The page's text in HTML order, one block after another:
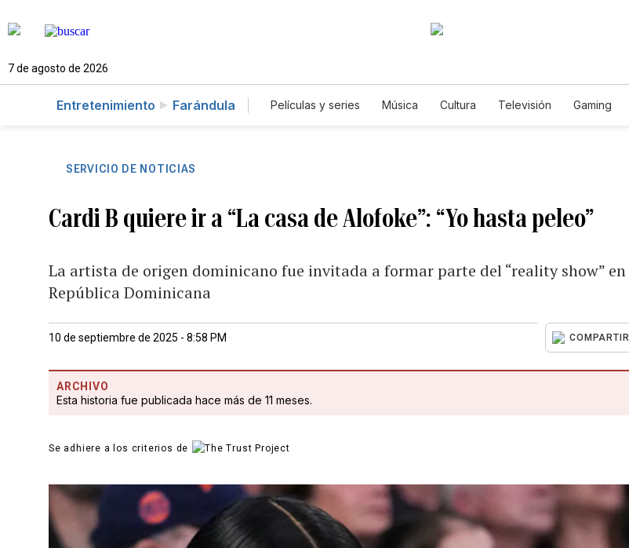
7 de agosto de 2026
Entretenimiento Farándula Películas y series Música Cultura Televisión Gaming
SERVICIO DE NOTICIAS
Cardi B quiere ir a “La casa de Alofoke”: “Yo hasta peleo”
La artista de origen dominicano fue invitada a formar parte del “reality show” en
República Dominicana
10 de septiembre de 2025 - 8:58 PM COMPARTIR
ARCHIVO
Esta historia fue publicada hace más de 11 meses.
Se adhiere a los criterios de